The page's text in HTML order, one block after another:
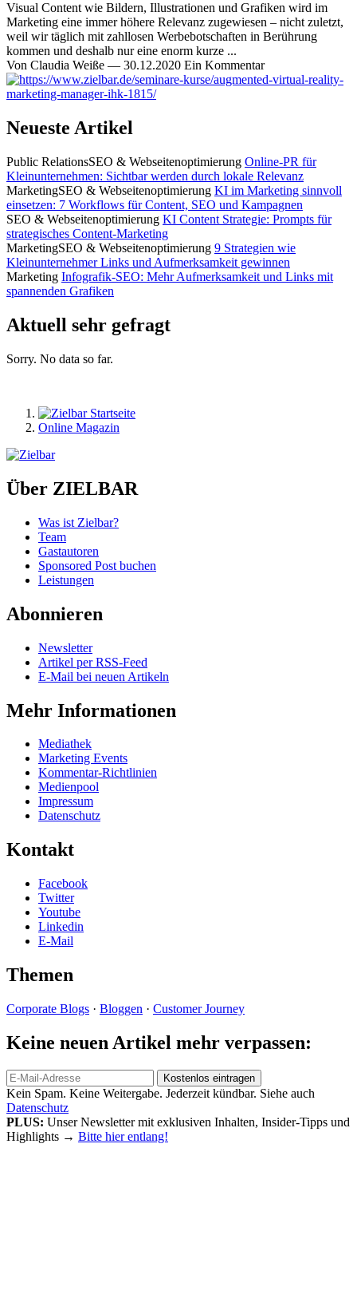
Visual Content wie Bildern, Illustrationen und Grafiken wird im
Marketing eine immer höhere Relevanz zugewiesen – nicht zuletzt,
weil wir täglich mit zahllosen Werbebotschaften in Berührung
kommen und deshalb nur eine enorm kurze ...
Von Claudia Weiße — 30.12.2020 Ein Kommentar
Neueste Artikel
Public RelationsSEO & Webseitenoptimierung Online-PR für
Kleinunternehmen: Sichtbar werden durch lokale Relevanz
MarketingSEO & Webseitenoptimierung KI im Marketing sinnvoll
einsetzen: 7 Workflows für Content, SEO und Kampagnen
SEO & Webseitenoptimierung KI Content Strategie: Prompts für
strategisches Content-Marketing
MarketingSEO & Webseitenoptimierung 9 Strategien wie
Kleinunternehmer Links und Aufmerksamkeit gewinnen
Marketing Infografik-SEO: Mehr Aufmerksamkeit und Links mit
spannenden Grafiken
Aktuell sehr gefragt
Sorry. No data so far.
Online Magazin
Über ZIELBAR
Was ist Zielbar?
Team
Gastautoren
Sponsored Post buchen
Leistungen
Abonnieren
Newsletter
Artikel per RSS-Feed
E-Mail bei neuen Artikeln
Mehr Informationen
Mediathek
Marketing Events
Kommentar-Richtlinien
Medienpool
Impressum
Datenschutz
Kontakt
Facebook
Twitter
Youtube
Linkedin
E-Mail
Themen
Corporate Blogs · Bloggen · Customer Journey
Keine neuen Artikel mehr verpassen:
Kein Spam. Keine Weitergabe. Jederzeit kündbar. Siehe auch
Datenschutz
PLUS: Unser Newsletter mit exklusiven Inhalten, Insider-Tipps und
Highlights → Bitte hier entlang!